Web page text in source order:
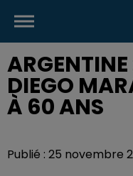
ARGENTINE
DIEGO
À 60 ANS
Publié : 25 novembre